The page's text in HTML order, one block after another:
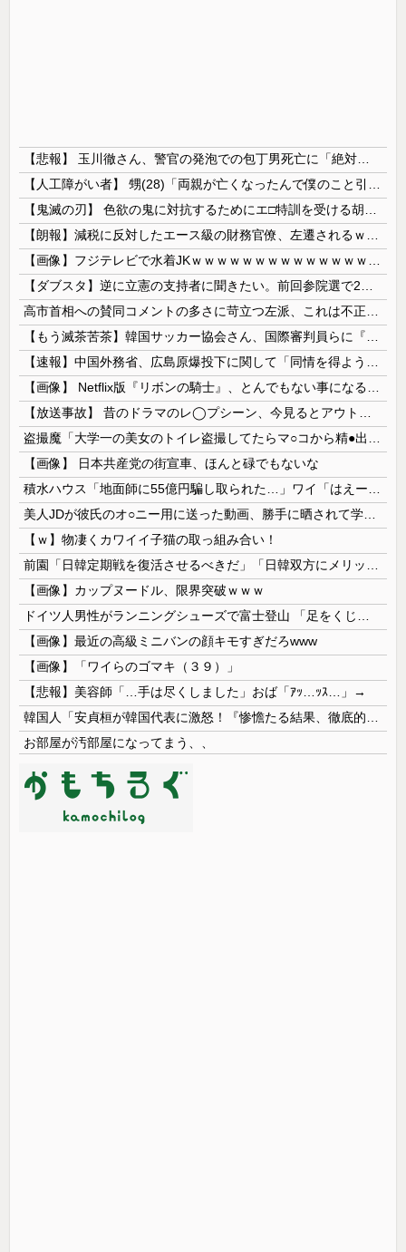
【画像】 日本共産党の街宣車、ほんと碌でもないな
【ｗ】物凄くカワイイ子猫の取っ組み合い！
【画像】カップヌードル、限界突破ｗｗｗ
【画像】最近の高級ミニバンの顔キモすぎだろwww
【画像】「ワイらのゴマキ（３９）」
【悲報】美容師「…手は尽くしました」おば「ｱｯ…ｯｽ…」→
お部屋が汚部屋になってまう、、